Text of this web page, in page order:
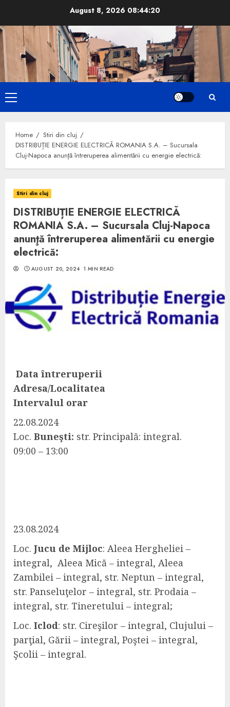
content
August 8, 202608:44:21
Primary
Menu
Home
Stiri din cluj
DISTRIBUȚIE ENERGIE ELECTRICĂ ROMANIA S.A. – Sucursala
Cluj-Napoca anunţă întreruperea alimentării cu energie electrică:
Stiri din cluj
DISTRIBUȚIE ENERGIE ELECTRICĂ
ROMANIA S.A. – Sucursala Cluj-Napoca
anunţă întreruperea alimentării cu energie
electrică:
AUGUST 20, 2024 1 MIN READ
Data întreruperii
Adresa/Localitatea
Intervalul orar
22.08.2024
Loc. Buneşti: str. Principală: integral.
09:00 – 13:00
23.08.2024
Loc. Jucu de Mijloc: Aleea Hergheliei –
integral, Aleea Mică – integral, Aleea
Zambilei – integral, str. Neptun – integral,
str. Panseluţelor – integral, str. Prodaia –
integral, str. Tineretului – integral;
Loc. Iclod: str. Cireşilor – integral, Clujului –
parţial, Gării – integral, Poştei – integral,
Şcolii – integral.